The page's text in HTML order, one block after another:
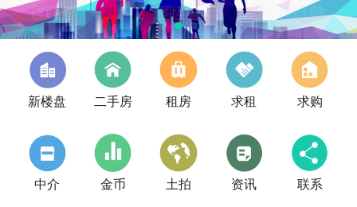
新楼盘 二手房 租房 求租 求购
中介 金币 土拍 资讯 联系